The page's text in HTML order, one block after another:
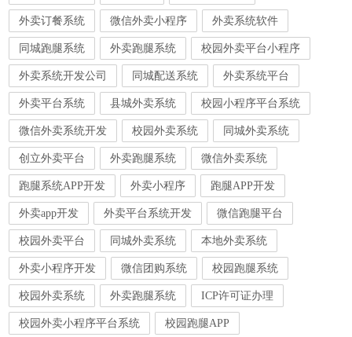
外卖订餐系统 微信外卖小程序 外卖系统软件
同城跑腿系统 外卖跑腿系统 校园外卖平台小程序
外卖系统开发公司 同城配送系统 外卖系统平台
外卖平台系统 县城外卖系统 校园小程序平台系统
微信外卖系统开发 校园外卖系统 同城外卖系统
创立外卖平台 外卖跑腿系统 微信外卖系统
跑腿系统APP开发 外卖小程序 跑腿APP开发
外卖app开发 外卖平台系统开发 微信跑腿平台
校园外卖平台 同城外卖系统 本地外卖系统
外卖小程序开发 微信团购系统 校园跑腿系统
校园外卖系统 外卖跑腿系统 ICP许可证办理
校园外卖小程序平台系统 校园跑腿APP